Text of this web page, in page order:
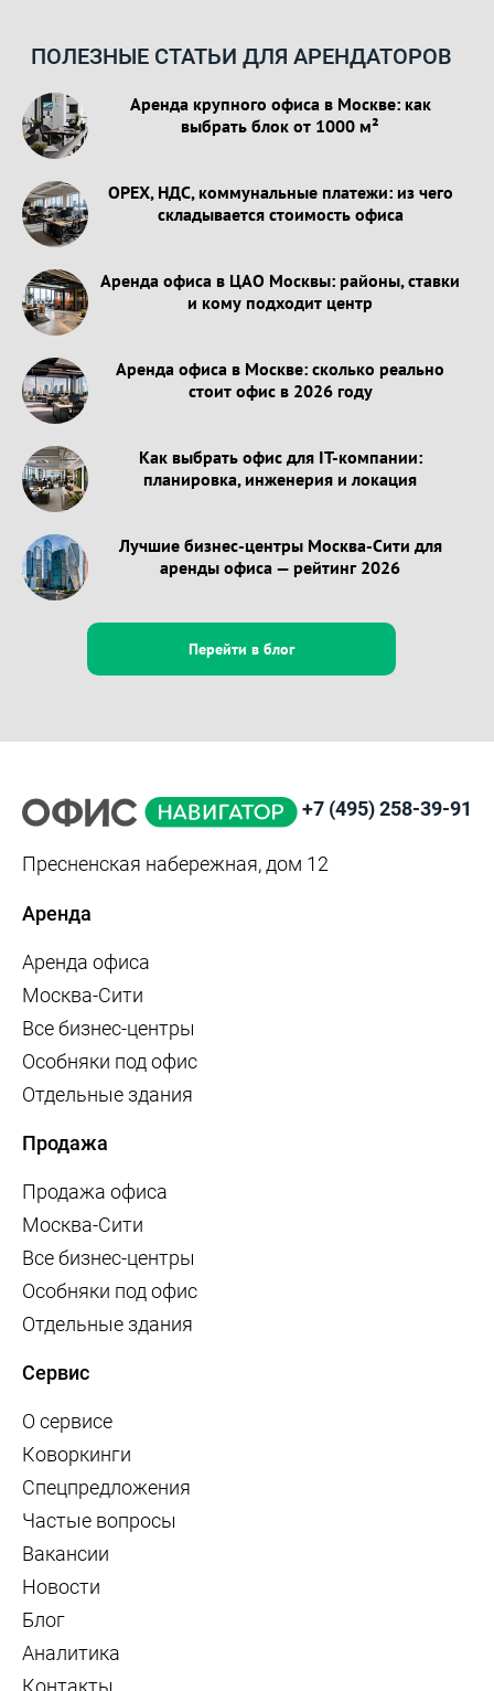
ПОЛЕЗНЫЕ СТАТЬИ ДЛЯ АРЕНДАТОРОВ
Аренда крупного офиса в Москве: как
выбрать блок от 1000 м²
OPEX, НДС, коммунальные платежи: из чего
складывается стоимость офиса
Аренда офиса в ЦАО Москвы: районы, ставки
и кому подходит центр
Аренда офиса в Москве: сколько реально
стоит офис в 2026 году
Как выбрать офис для IT-компании:
планировка, инженерия и локация
Лучшие бизнес-центры Москва-Сити для
аренды офиса — рейтинг 2026
Перейти в блог
+7 (495) 258-39-91
Пресненская набережная, дом 12
Аренда
Аренда офиса
Москва-Сити
Все бизнес-центры
Особняки под офис
Отдельные здания
Продажа
Продажа офиса
Москва-Сити
Все бизнес-центры
Особняки под офис
Отдельные здания
Сервис
О сервисе
Коворкинги
Спецпредложения
Частые вопросы
Вакансии
Новости
Блог
Аналитика
Контакты